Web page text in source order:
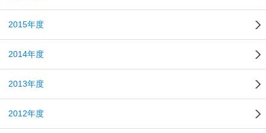
2015年度
2014年度
2013年度
2012年度